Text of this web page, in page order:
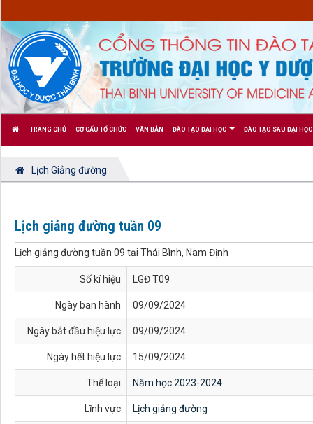
TRANG CHỦ CƠ CẤU TỔ CHỨC VĂN BẢN ĐÀO TẠO ĐẠI HỌC ĐÀO TẠO SAU ĐẠI HỌC
Lịch Giảng đường
Lịch giảng đường tuần 09
Lịch giảng đường tuần 09 tại Thái Bình, Nam Định
Số kí hiệu LGĐ T09
Ngày ban hành 09/09/2024
Ngày bắt đầu hiệu lực 09/09/2024
Ngày hết hiệu lực 15/09/2024
Thể loại Năm học 2023-2024
Lĩnh vực Lịch giảng đường